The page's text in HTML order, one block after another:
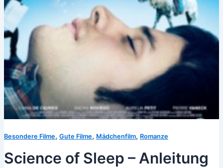
Besondere Filme, Gute Filme, Mädchenfilm, Romanze
Science of Sleep – Anleitung